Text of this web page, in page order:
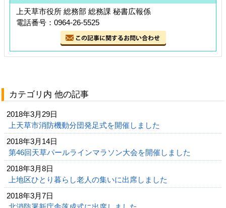
上天草市役所 総務部 総務課 秘書広報係
電話番号：0964-26-5525
カテゴリ内 他の記事
2018年3月29日
上天草市消防機動分団発足式を開催しました
2018年3月14日
第46回天草パールラインマラソン大会を開催しました
2018年3月8日
上地区ひとり暮らし老人の集いに出席しました
2018年3月7日